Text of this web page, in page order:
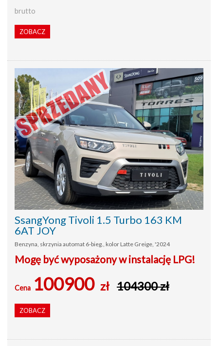
brutto
ZOBACZ
SsangYong Tivoli 1.5 Turbo 163 KM
6AT JOY
Benzyna, skrzynia automat 6-bieg., kolor Latte Greige, '2024
Mogę być wyposażony w instalację LPG!
Cena 100900 zł 104300 zł
ZOBACZ